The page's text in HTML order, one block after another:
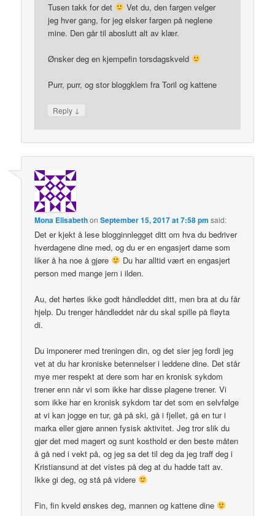
Tusen takk for det
Vet du, den fargen velger
jeg hver gang, for jeg elsker fargen på neglene
mine. Den går til aboslutt alt av klær.
Ønsker deg en kjempefin torsdagskveld
Purr, purr, og stor bloggklem fra Toril og kattene
Reply ↓
Mona ElisabethonSeptember 15, 2017 at 7:58 pm said:
Det er kjekt å lese blogginnlegget ditt om hva du bedriver
hverdagene dine med, og du er en engasjert dame som
liker å ha noe å gjøre
Du har alltid vært en engasjert
person med mange jern i ilden.
Au, det hørtes ikke godt håndleddet ditt, men bra at du får
hjelp. Du trenger håndleddet når du skal spille på fløyta
di.
Du imponerer med treningen din, og det sier jeg fordi jeg
vet at du har kroniske betennelser i leddene dine. Det står
mye mer respekt at dere som har en kronisk sykdom
trener enn når vi som ikke har disse plagene trener. Vi
som ikke har en kronisk sykdom tar det som en selvfølge
at vi kan jogge en tur, gå på ski, gå i fjellet, gå en tur i
marka eller gjøre annen fysisk aktivitet. Jeg tror slik du
gjør det med magert og sunt kosthold er den beste måten
å gå ned i vekt på, og jeg sa det til deg da jeg traff deg i
Kristiansund at det vistes på deg at du hadde tatt av.
Ikke gi deg, og stå på videre
Fin, fin kveld ønskes deg, mannen og kattene dine